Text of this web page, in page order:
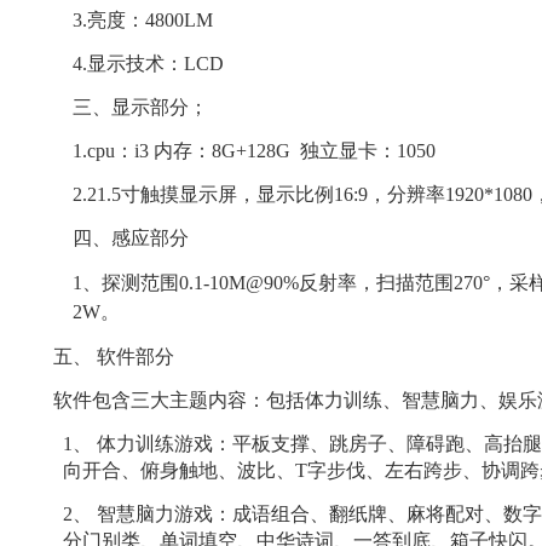
3.亮度：4800LM
4.显示技术：LCD
三、显示部分；
1.cpu：i3 内存：8G+128G 独立显卡：1050
2.21.5寸触摸显示屏，显示比例16:9，分辨率
四、感应部分
1、探测范围0.1-10M@90%反射率，扫描范围270°，
2W。
五、 软件部分
软件包含三大主题内容：包括体力训练、智慧脑力、娱
1、 体力训练游戏：平板支撑、跳房子、障碍跑、高抬
向开合、俯身触地、波比、 T字步伐、左右跨步、协调
2、 智慧脑力游戏：成语组合、翻纸牌、麻将配对、数
分门别类、单词填空、中华诗词、一答到底、箱子快闪